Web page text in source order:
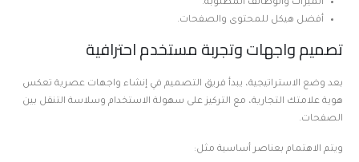
الميزات والوظائف المطلوبة.
أفضل هيكل للمحتوى والصفحات.
تصميم واجهات وتجربة مستخدم احترافية
بعد وضع الاستراتيجية، يبدأ فريق التصميم في إنشاء واجهات عصرية تعكس
هوية علامتك التجارية، مع التركيز على سهولة الاستخدام وسلاسة التنقل بين
الصفحات.
ويتم الاهتمام بعناصر أساسية مثل: